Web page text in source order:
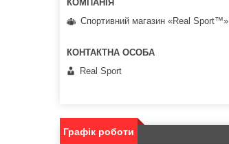
Спортивний магазин «Real Sport™»
Real Sport
Графік роботи